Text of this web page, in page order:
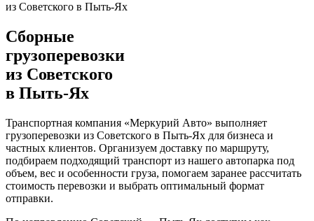
из Советского в Пыть-Ях
Сборные
грузоперевозки
из Советского
в Пыть-Ях
Транспортная компания «Меркурий Авто» выполняет
грузоперевозки из Советского в Пыть-Ях для бизнеса и
частных клиентов. Организуем доставку по маршруту,
подбираем подходящий транспорт из нашего автопарка под
объем, вес и особенности груза, помогаем заранее рассчитать
стоимость перевозки и выбрать оптимальный формат
отправки.